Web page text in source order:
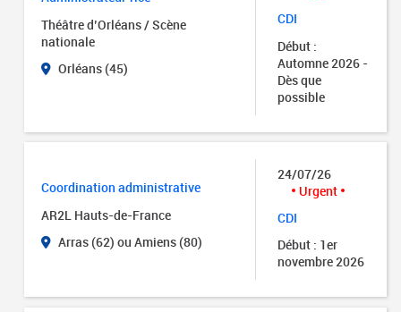
Théâtre d’Orléans / Scène
nationale
Orléans (45)
CDI
Début :
Automne 2026 -
Dès que
possible
Coordination administrative
AR2L Hauts-de-France
Arras (62) ou Amiens (80)
24/07/26
Urgent
CDI
Début : 1er
novembre 2026